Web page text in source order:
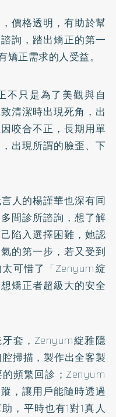
價格透明，有助於幫
詢，踏出矯正的第一
正需求的人受益。
不只是為了美觀與自
清潔時出現死角，出
咬合不正，長期用單
出現所謂的臉歪、下
人的楊謹華也深有同
間診所諮詢，想了解
陷入選擇困難，她認
的第一步，若又受到
可惜了「Zenyum綻
矯正者超級大的安全
套，Zenyum綻雅隱
掃描，製作出全客製
頻繁回診；Zenyum
，讓用戶能隨時透過
，平時也有1對1真人